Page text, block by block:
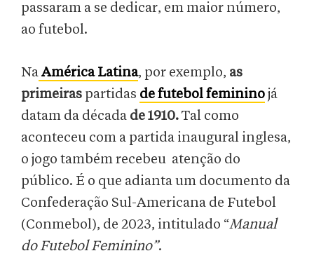
passaram a se dedicar, em maior número,
ao futebol.
NaAmérica Latina, por exemplo, as
primeiras partidas de futebol femininojá
datam da década de 1910.Tal como
aconteceu com a partida inaugural inglesa,
o jogo também recebeu atenção do
público. É o que adianta um documento da
Confederação Sul-Americana de Futebol
(Conmebol), de 2023, intitulado “Manual
do Futebol Feminino”.